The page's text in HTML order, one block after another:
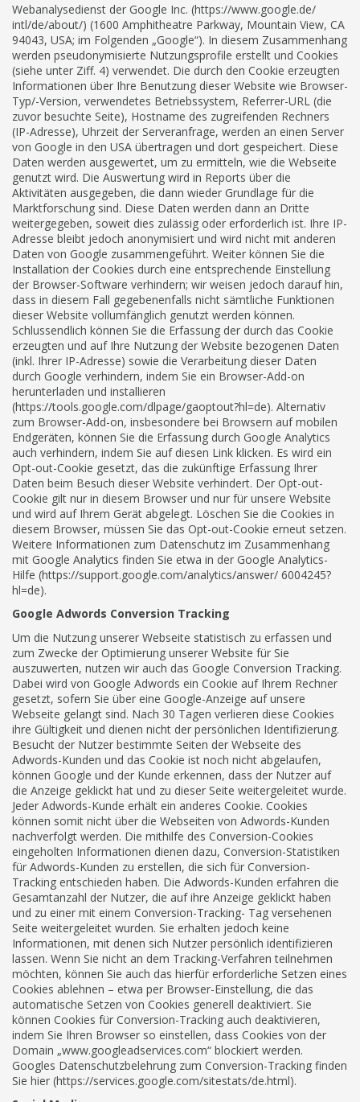
Webanalysedienst der Google Inc. (https://www.google.de/
intl/de/about/) (1600 Amphitheatre Parkway, Mountain View, CA
94043, USA; im Folgenden „Google“). In diesem Zusammenhang
werden pseudonymisierte Nutzungsprofile erstellt und Cookies
(siehe unter Ziff. 4) verwendet. Die durch den Cookie erzeugten
Informationen über Ihre Benutzung dieser Website wie Browser-
Typ/-Version, verwendetes Betriebssystem, Referrer-URL (die
zuvor besuchte Seite), Hostname des zugreifenden Rechners
(IP-Adresse), Uhrzeit der Serveranfrage, werden an einen Server
von Google in den USA übertragen und dort gespeichert. Diese
Daten werden ausgewertet, um zu ermitteln, wie die Webseite
genutzt wird. Die Auswertung wird in Reports über die
Aktivitäten ausgegeben, die dann wieder Grundlage für die
Marktforschung sind. Diese Daten werden dann an Dritte
weitergegeben, soweit dies zulässig oder erforderlich ist. Ihre IP-
Adresse bleibt jedoch anonymisiert und wird nicht mit anderen
Daten von Google zusammengeführt. Weiter können Sie die
Installation der Cookies durch eine entsprechende Einstellung
der Browser-Software verhindern; wir weisen jedoch darauf hin,
dass in diesem Fall gegebenenfalls nicht sämtliche Funktionen
dieser Website vollumfänglich genutzt werden können.
Schlussendlich können Sie die Erfassung der durch das Cookie
erzeugten und auf Ihre Nutzung der Website bezogenen Daten
(inkl. Ihrer IP-Adresse) sowie die Verarbeitung dieser Daten
durch Google verhindern, indem Sie ein Browser-Add-on
herunterladen und installieren
(https://tools.google.com/dlpage/gaoptout?hl=de). Alternativ
zum Browser-Add-on, insbesondere bei Browsern auf mobilen
Endgeräten, können Sie die Erfassung durch Google Analytics
auch verhindern, indem Sie auf diesen Link klicken. Es wird ein
Opt-out-Cookie gesetzt, das die zukünftige Erfassung Ihrer
Daten beim Besuch dieser Website verhindert. Der Opt-out-
Cookie gilt nur in diesem Browser und nur für unsere Website
und wird auf Ihrem Gerät abgelegt. Löschen Sie die Cookies in
diesem Browser, müssen Sie das Opt-out-Cookie erneut setzen.
Weitere Informationen zum Datenschutz im Zusammenhang
mit Google Analytics finden Sie etwa in der Google Analytics-
Hilfe (https://support.google.com/analytics/answer/ 6004245?
hl=de).
Google Adwords Conversion Tracking
Um die Nutzung unserer Webseite statistisch zu erfassen und
zum Zwecke der Optimierung unserer Website für Sie
auszuwerten, nutzen wir auch das Google Conversion Tracking.
Dabei wird von Google Adwords ein Cookie auf Ihrem Rechner
gesetzt, sofern Sie über eine Google-Anzeige auf unsere
Webseite gelangt sind. Nach 30 Tagen verlieren diese Cookies
ihre Gültigkeit und dienen nicht der persönlichen Identifizierung.
Besucht der Nutzer bestimmte Seiten der Webseite des
Adwords-Kunden und das Cookie ist noch nicht abgelaufen,
können Google und der Kunde erkennen, dass der Nutzer auf
die Anzeige geklickt hat und zu dieser Seite weitergeleitet wurde.
Jeder Adwords-Kunde erhält ein anderes Cookie. Cookies
können somit nicht über die Webseiten von Adwords-Kunden
nachverfolgt werden. Die mithilfe des Conversion-Cookies
eingeholten Informationen dienen dazu, Conversion-Statistiken
für Adwords-Kunden zu erstellen, die sich für Conversion-
Tracking entschieden haben. Die Adwords-Kunden erfahren die
Gesamtanzahl der Nutzer, die auf ihre Anzeige geklickt haben
und zu einer mit einem Conversion-Tracking- Tag versehenen
Seite weitergeleitet wurden. Sie erhalten jedoch keine
Informationen, mit denen sich Nutzer persönlich identifizieren
lassen. Wenn Sie nicht an dem Tracking-Verfahren teilnehmen
möchten, können Sie auch das hierfür erforderliche Setzen eines
Cookies ablehnen – etwa per Browser-Einstellung, die das
automatische Setzen von Cookies generell deaktiviert. Sie
können Cookies für Conversion-Tracking auch deaktivieren,
indem Sie Ihren Browser so einstellen, dass Cookies von der
Domain „www.googleadservices.com“ blockiert werden.
Googles Datenschutzbelehrung zum Conversion-Tracking finden
Sie hier (https://services.google.com/sitestats/de.html).